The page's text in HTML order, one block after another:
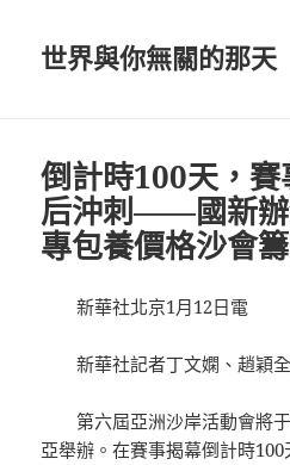
世界與你無關的那天
倒計時100天，
后沖刺——國新辦
專包養價格沙會
新華社北京1月12日電
新華社記者丁文嫻、趙穎
第六屆亞洲沙岸活動會將
亞舉辦。在賽事揭幕倒計時